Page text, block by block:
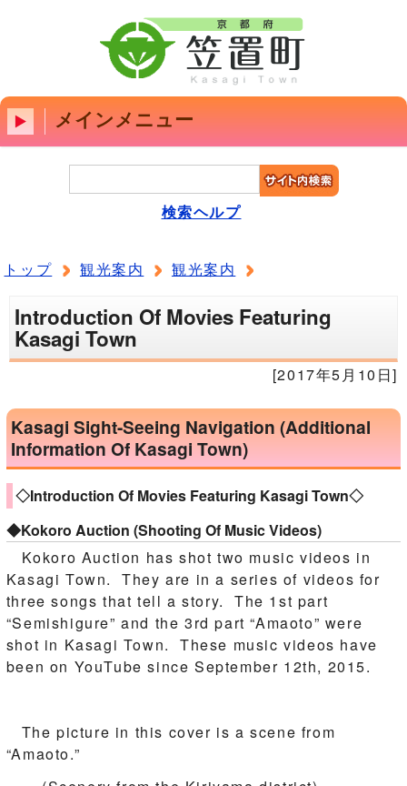
メインメニュー
検索ヘルプ
トップ 観光案内 観光案内
Introduction Of Movies Featuring
Kasagi Town
[2017年5月10日]
Kasagi Sight-Seeing Navigation (Additional
Information Of Kasagi Town)
◇Introduction Of Movies Featuring Kasagi Town◇
◆Kokoro Auction (Shooting Of Music Videos)
Kokoro Auction has shot two music videos in
Kasagi Town. They are in a series of videos for
three songs that tell a story. The 1st part
“Semishigure” and the 3rd part “Amaoto” were
shot in Kasagi Town. These music videos have
been on YouTube since September 12th, 2015.
The picture in this cover is a scene from
“Amaoto.”